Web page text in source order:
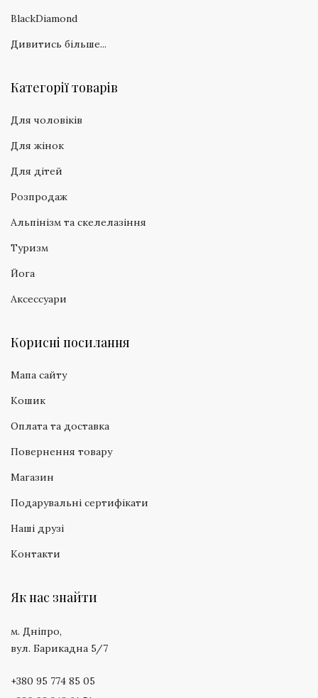
BlackDiamond
Дивитись більше...
Категорії товарів
Для чоловіків
Для жінок
Для дітей
Розпродаж
Альпінізм та скелелазіння
Туризм
Йога
Аксессуари
Корисні посилання
Мапа сайту
Кошик
Оплата та доставка
Повернення товару
Магазин
Подарувальні сертифікати
Наші друзі
Контакти
Як нас знайти
м. Дніпро,
вул. Барикадна 5/7
+380 95 774 85 05